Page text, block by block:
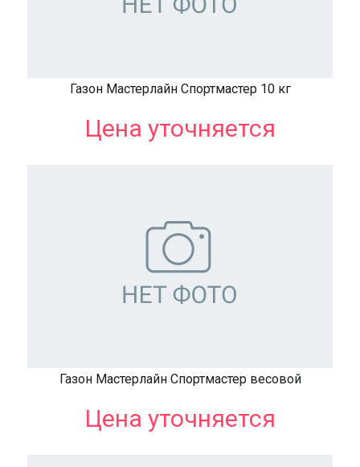
Газон Мастерлайн Спортмастер 10 кг
Цена уточняется
Газон Мастерлайн Спортмастер весовой
Цена уточняется